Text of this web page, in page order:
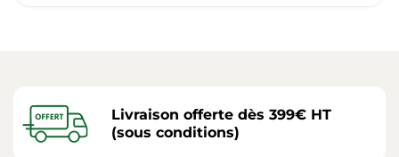
Livraison offerte dès 399€ HT
(sous conditions)